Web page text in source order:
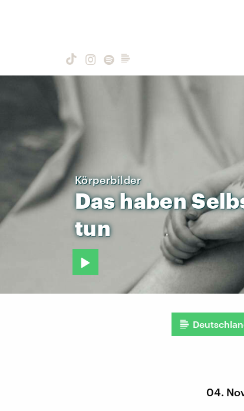
Körperbilder
Dashaben
tun
04.